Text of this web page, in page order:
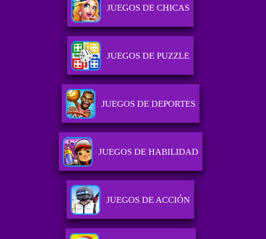
JUEGOS DE CHICAS
JUEGOS DE PUZZLE
JUEGOS DE DEPORTES
JUEGOS DE HABILIDAD
JUEGOS DE ACCIÓN